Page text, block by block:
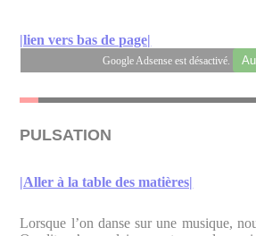
|lien vers bas de page|
Google Adsense est désactivé.
PULSATION
|Aller à la table des matières|
Lorsque l’on danse sur une musique,